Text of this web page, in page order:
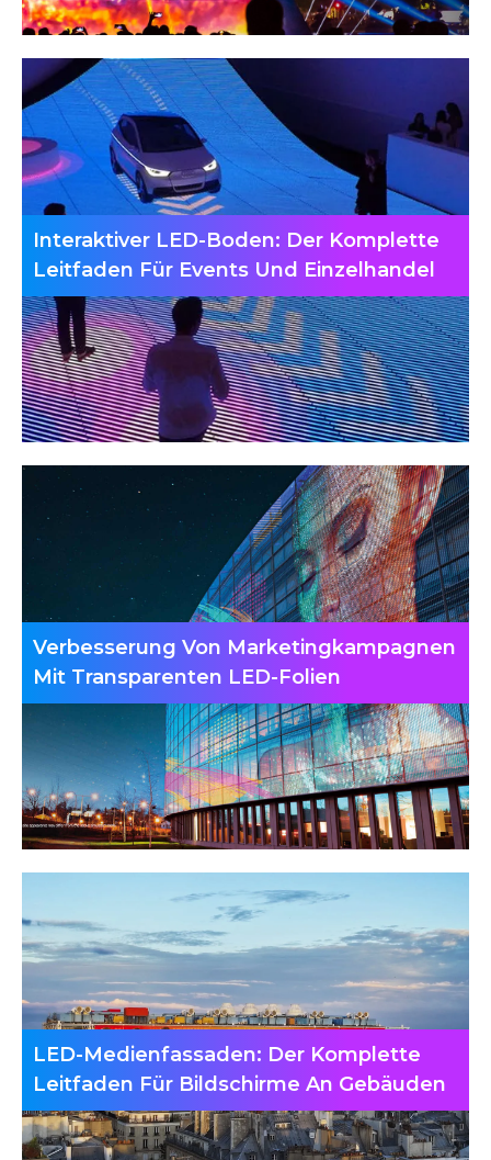
Interaktiver LED-Boden: Der Komplette
Leitfaden Für Events Und Einzelhandel
Verbesserung Von Marketingkampagnen
Mit Transparenten LED-Folien
LED-Medienfassaden: Der Komplette
Leitfaden Für Bildschirme An Gebäuden